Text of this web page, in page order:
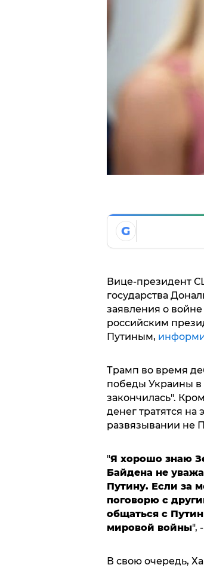
G
Вице-президент
государства
заявления о
российским
Путиным,
Трамп во время
победы Украины в
закончилась".
денег тратятся
развязывании не
"Я хорошо знаю
Байдена не
Путину. Если за
поговорю с
общаться с
мировой войны",
В свою очередь,